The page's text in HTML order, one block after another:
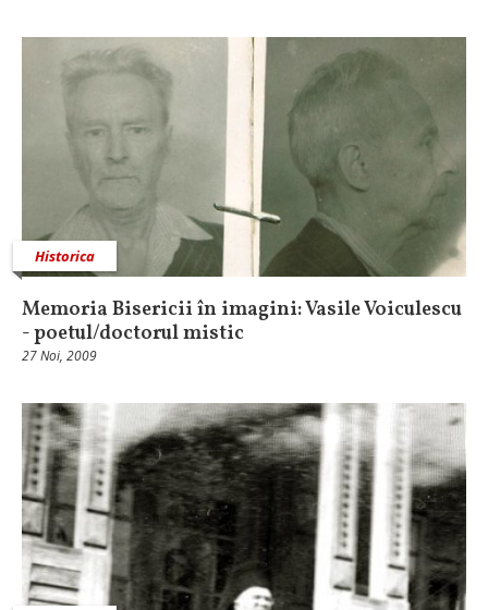
Historica
Memoria Bisericii în imagini: Vasile Voiculescu
- poetul/doctorul mistic
27 Noi, 2009